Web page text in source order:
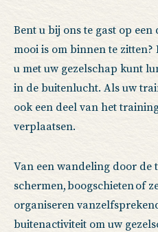
Bent u bij ons te gast op
mooi is om binnen te
u met uw gezelschap kunt
in de buitenlucht. Als uw
ook een deel van het
verplaatsen.
Van een wandeling door de
schermen, boogschieten of
organiseren
buitenactiviteit om uw